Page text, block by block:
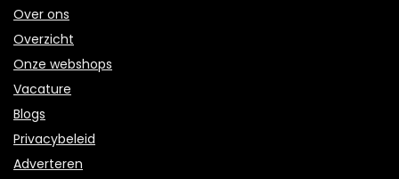
Over ons
Overzicht
Onze webshops
Vacature
Blogs
Privacybeleid
Adverteren